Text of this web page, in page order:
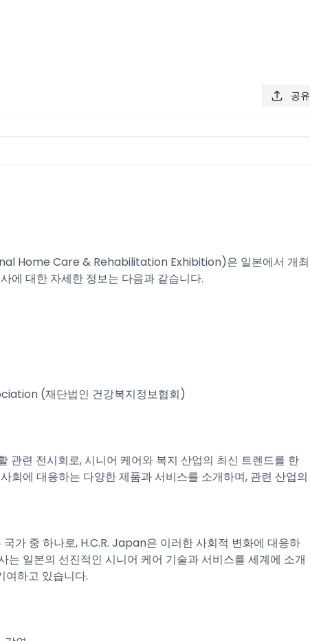
공유
Home Care & Rehabilitation Exhibition)은 일본에서 개최
에 대한 자세한 정보는 다음과 같습니다.
(재단법인 건강복지정보협회)
관련 전시회로, 시니어 케어와 복지 산업의 최신 트렌드를 한
회에 대응하는 다양한 제품과 서비스를 소개하며, 관련 산업의
가 중 하나로, H.C.R. Japan은 이러한 사회적 변화에 대응하
는 일본의 선진적인 시니어 케어 기술과 서비스를 세계에 소개
여하고 있습니다.